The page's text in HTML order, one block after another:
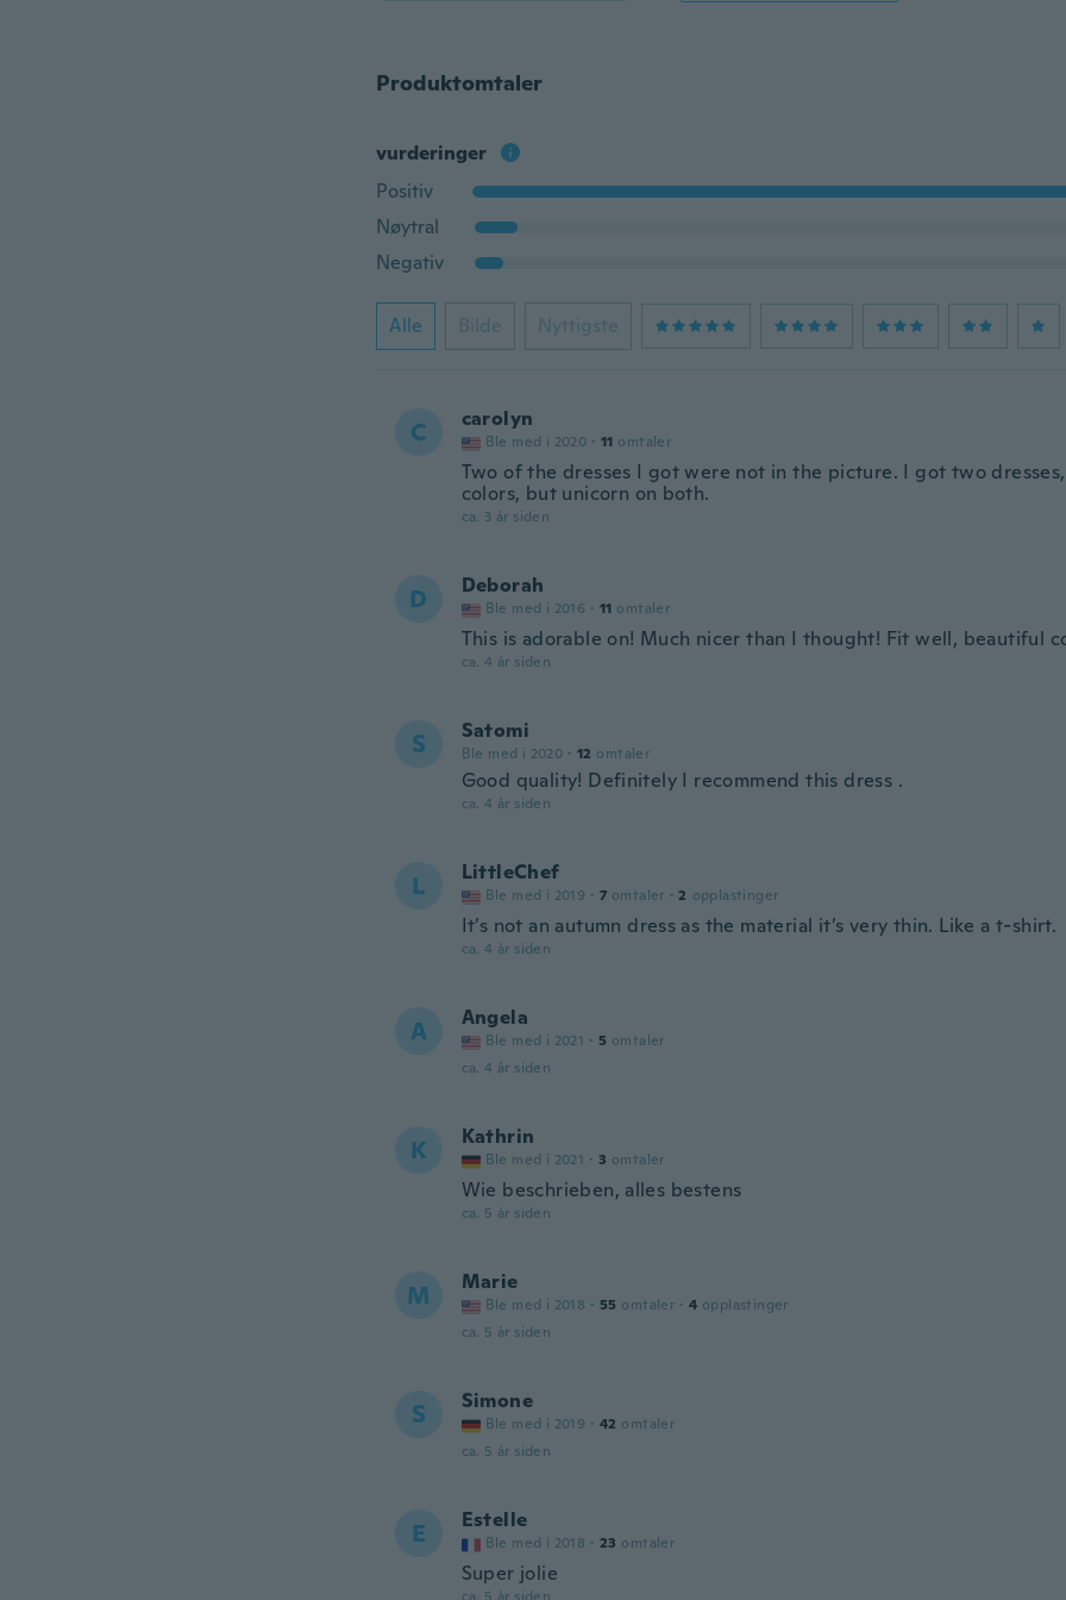
Produktomtaler
vurderinger
Positiv
Nøytral
Negativ
Alle Bilde Nyttigste
C carolyn
Ble med i 2020 · 11 omtaler
Two of the dresses I got were not in the picture. I got two
colors, but unicorn on both.
ca. 3 år siden
D Deborah
Ble med i 2016 · 11 omtaler
This is adorable on! Much nicer than I thought! Fit well, beautiful
ca. 4 år siden
S Satomi
Ble med i 2020 · 12 omtaler
Good quality! Definitely I recommend this dress .
ca. 4 år siden
L LittleChef
Ble med i 2019 · 7 omtaler · 2 opplastinger
It’s not an autumn dress as the material it’s very thin. Like a t-shirt.
ca. 4 år siden
A Angela
Ble med i 2021 · 5 omtaler
ca. 4 år siden
K Kathrin
Ble med i 2021 · 3 omtaler
Wie beschrieben, alles bestens
ca. 5 år siden
M Marie
Ble med i 2018 · 55 omtaler · 4 opplastinger
ca. 5 år siden
S Simone
Ble med i 2019 · 42 omtaler
ca. 5 år siden
E Estelle
Ble med i 2018 · 23 omtaler
Super jolie